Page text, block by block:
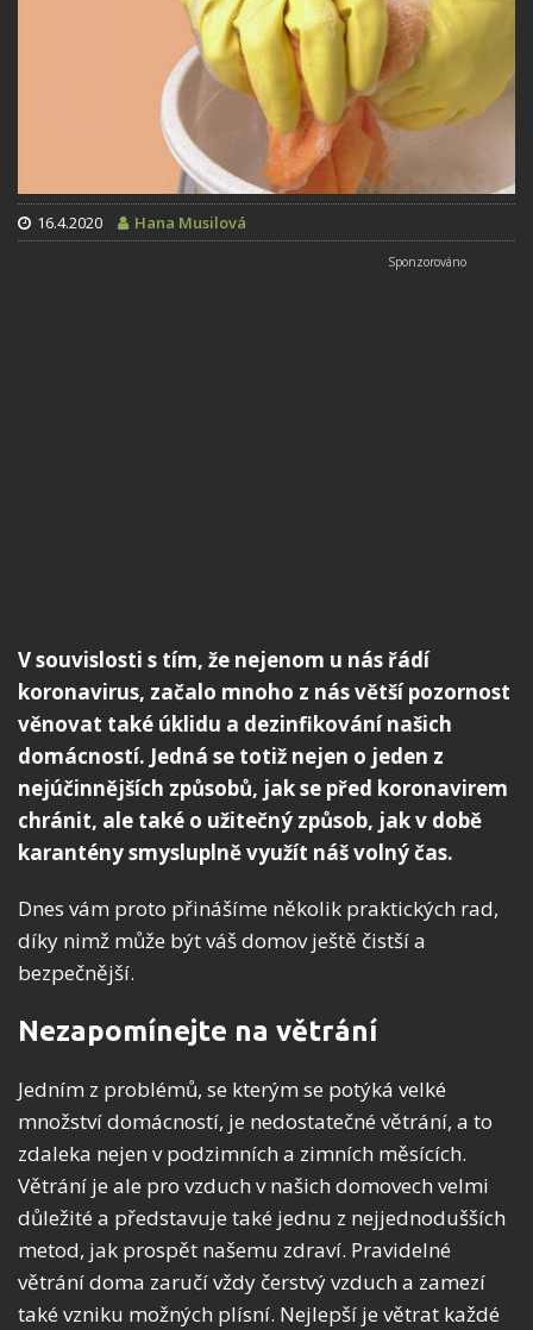
16.4.2020 Hana Musilová
V souvislosti s tím, že nejenom u nás řádí
koronavirus, začalo mnoho z nás větší pozornost
věnovat také úklidu a dezinfikování našich
domácností. Jedná se totiž nejen o jeden z
nejúčinnějších způsobů, jak se před koronavirem
chránit, ale také o užitečný způsob, jak v době
karantény smysluplně využít náš volný čas.
Dnes vám proto přinášíme několik praktických rad,
díky nimž může být váš domov ještě čistší a
bezpečnější.
Nezapomínejte na větrání
Jedním z problémů, se kterým se potýká velké
množství domácností, je nedostatečné větrání, a to
zdaleka nejen v podzimních a zimních měsících.
Větrání je ale pro vzduch v našich domovech velmi
důležité a představuje také jednu z nejjednodušších
metod, jak prospět našemu zdraví. Pravidelné
větrání doma zaručí vždy čerstvý vzduch a zamezí
také vzniku možných plísní. Nejlepší je větrat každé